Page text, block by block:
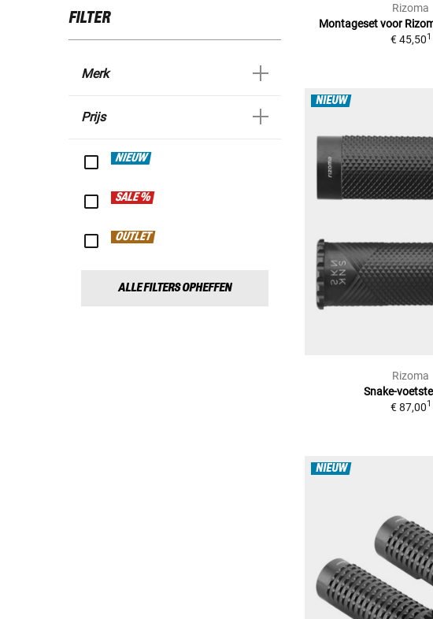
FILTER
Merk
Prijs
NIEUW
SALE %
OUTLET
ALLE FILTERS OPHEFFEN
Rizoma
Montageset voor
€ 45,501
NIEUW
Rizoma
Snake-
€ 87,001
NIEUW